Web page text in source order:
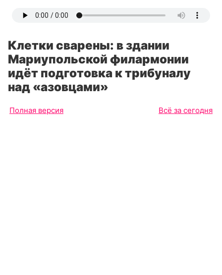
Клетки сварены: в здании
Мариупольской филармонии
идёт подготовка к трибуналу
над «азовцами»
Полная версия Всё за сегодня